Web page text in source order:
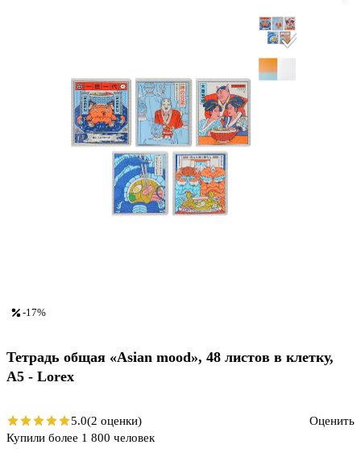
-17%
Тетрадь общая «Asian mood», 48 листов в клетку,
A5 - Lorex
5.0(2 оценки)
Оценить
Купили более 1 800 человек